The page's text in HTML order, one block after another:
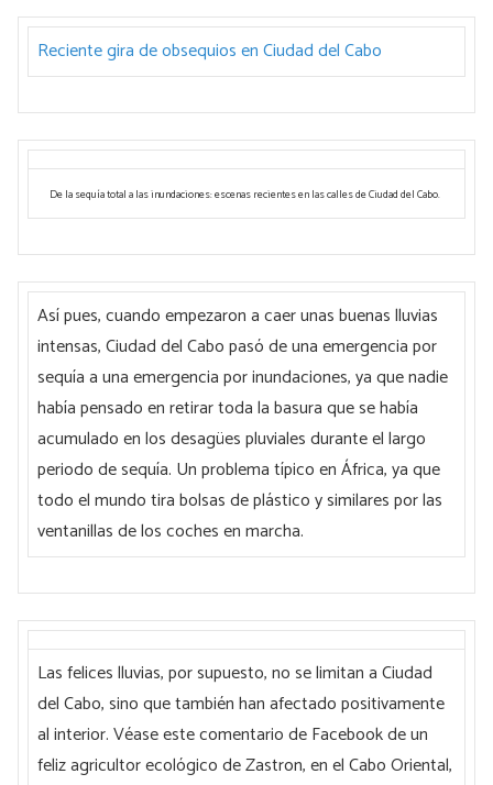
Reciente gira de obsequios en Ciudad del Cabo
De la sequía total a las inundaciones: escenas recientes en las calles de Ciudad del Cabo.
Así pues, cuando empezaron a caer unas buenas lluvias
intensas, Ciudad del Cabo pasó de una emergencia por
sequía a una emergencia por inundaciones, ya que nadie
había pensado en retirar toda la basura que se había
acumulado en los desagües pluviales durante el largo
periodo de sequía. Un problema típico en África, ya que
todo el mundo tira bolsas de plástico y similares por las
ventanillas de los coches en marcha.
Las felices lluvias, por supuesto, no se limitan a Ciudad
del Cabo, sino que también han afectado positivamente
al interior. Véase este comentario de Facebook de un
feliz agricultor ecológico de Zastron, en el Cabo Oriental,